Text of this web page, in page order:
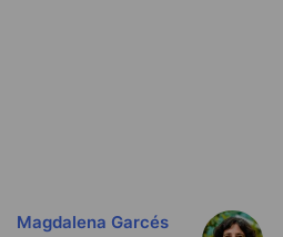
Magdalena Garcés